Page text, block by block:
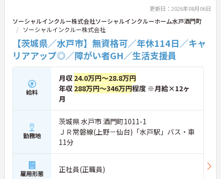
す。キャリアアップを目指したい方、プライベート
と両立しながら専門性を高めたい方におすすめで
す。ご興味のある方は詳細等をお伝えしますので、
お気軽にお問い合わせください。
更新日：2026年08月06日
ソーシャルインクルー株式会社ソーシャルインクルーホーム水戸酒門町
ソーシャルインクルー株式会社
【茨城県／水戸市】無資格可／年休114日／キャ
リアアップ◎／障がい者GH／生活支援員
給料
月収 24.0万円～28.8万円
年収 288万円～346万円程度 ※月給×12ヶ
月
勤務地
茨城県 水戸市 酒門町1011-1
ＪＲ常磐線(上野－仙台)「水戸駅」バス・車
11分
雇用形態 正社員(正職員)